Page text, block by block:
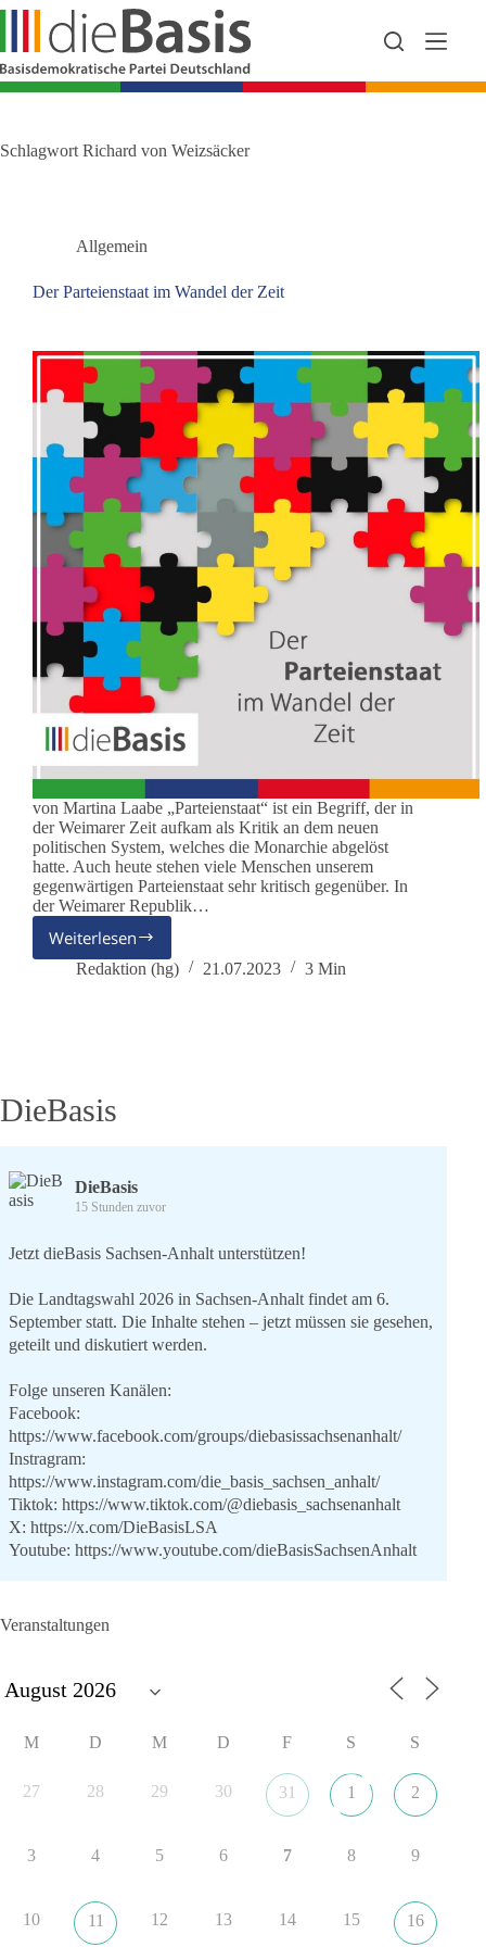
Zum
springen
Schlagwort Richard von Weizsäcker
Allgemein
Der Parteienstaat im Wandel der Zeit
von Martina Laabe „Parteienstaat“ ist ein Begriff, der in
der Weimarer Zeit aufkam als Kritik an dem neuen
politischen System, welches die Monarchie abgelöst
hatte. Auch heute stehen viele Menschen unserem
gegenwärtigen Parteienstaat sehr kritisch gegenüber. In
der Weimarer Republik…
Weiterlesen
Der
Parteienstaat
Redaktion (hg) 21.07.2023 3 Min
DieBasis
DieBasis
15 Stunden zuvor
Jetzt dieBasis Sachsen-Anhalt unterstützen!
Die Landtagswahl 2026 in Sachsen-Anhalt findet am 6.
September statt. Die Inhalte stehen – jetzt müssen sie gesehen,
geteilt und diskutiert werden.
Folge unseren Kanälen:
Facebook:
https://www.facebook.com/groups/diebasissachsenanhalt/
Instragram:
https://www.instagram.com/die_basis_sachsen_anhalt/
Tiktok: https://www.tiktok.com/@diebasis_sachsenanhalt
X: https://x.com/DieBasisLSA
Youtube: https://www.youtube.com/dieBasisSachsenAnhalt
lohnt, dieBasis zu wählen.
22 Auf Facebook ansehen
DieBasis
20 Stunden zuvor
Veranstaltungen
M D M D F S S
27 28 29 30 31 1 2
3 4 5 6 7 8 9
10 11 12 13 14 15 16